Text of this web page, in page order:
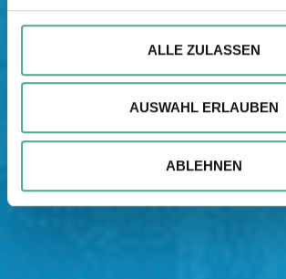
Wir verwenden ggfs. Cookies, um Inhalte
können und die Zugriffe auf unsere
analysieren. Außerdem geben wir ggfs.
Ihrer Verwendung unserer Website an
Partner führen diese Informationen
weiteren Daten zusammen, die Sie
ALLE ZULASSEN
AUSWAHL ERLAUBEN
ABLEHNEN